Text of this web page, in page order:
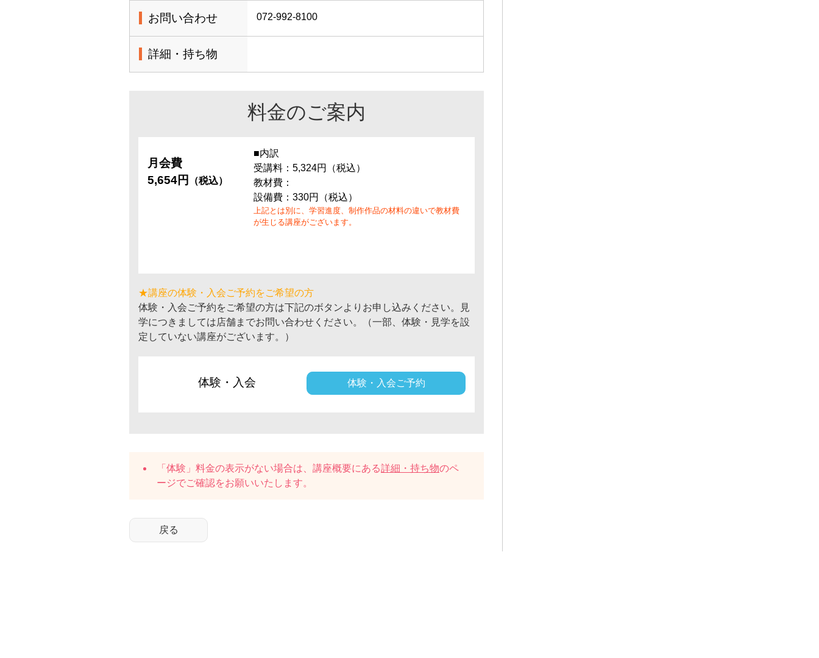
お問い合わせ 072-992-8100
詳細・持ち物
料金のご案内
月会費
5,654円
（税込）
■内訳
受講料：5,324円（税込）
教材費：
設備費：330円（税込）
上記とは別に、学習進度、制作作品の材料の違いで教材費
が生じる講座がございます。
★講座の体験・入会ご予約をご希望の方
体験・入会ご予約をご希望の方は下記のボタンよりお申し込みください。見
学につきましては店舗までお問い合わせください。（一部、体験・見学を設
定していない講座がございます。）
体験・入会 体験・入会ご予約
「体験」料金の表示がない場合は、講座概要にある詳細・持ち物のペ
ージでご確認をお願いいたします。